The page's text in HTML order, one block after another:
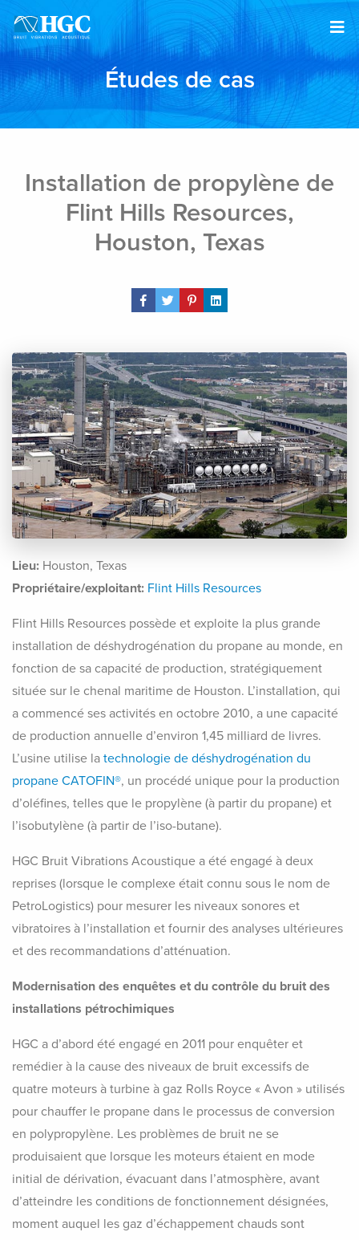
Études de cas
Installation de propylène de
Flint Hills Resources,
Houston, Texas
Share Post
Lieu: Houston, Texas
Propriétaire/exploitant: Flint Hills Resources
Flint Hills Resources possède et exploite la plus grande
installation de déshydrogénation du propane au monde, en
fonction de sa capacité de production, stratégiquement
située sur le chenal maritime de Houston. L’installation, qui
a commencé ses activités en octobre 2010, a une capacité
de production annuelle d’environ 1,45 milliard de livres.
L’usine utilise la technologie de déshydrogénation du
propane CATOFIN®, un procédé unique pour la production
d’oléfines, telles que le propylène (à partir du propane) et
l’isobutylène (à partir de l’iso-butane).
HGC Bruit Vibrations Acoustique a été engagé à deux
reprises (lorsque le complexe était connu sous le nom de
PetroLogistics) pour mesurer les niveaux sonores et
vibratoires à l’installation et fournir des analyses ultérieures
et des recommandations d’atténuation.
Modernisation des enquêtes et du contrôle du bruit des
installations pétrochimiques
HGC a d’abord été engagé en 2011 pour enquêter et
remédier à la cause des niveaux de bruit excessifs de
quatre moteurs à turbine à gaz Rolls Royce « Avon » utilisés
pour chauffer le propane dans le processus de conversion
en polypropylène. Les problèmes de bruit ne se
produisaient que lorsque les moteurs étaient en mode
initial de dérivation, évacuant dans l’atmosphère, avant
d’atteindre les conditions de fonctionnement désignées,
moment auquel les gaz d’échappement chauds sont